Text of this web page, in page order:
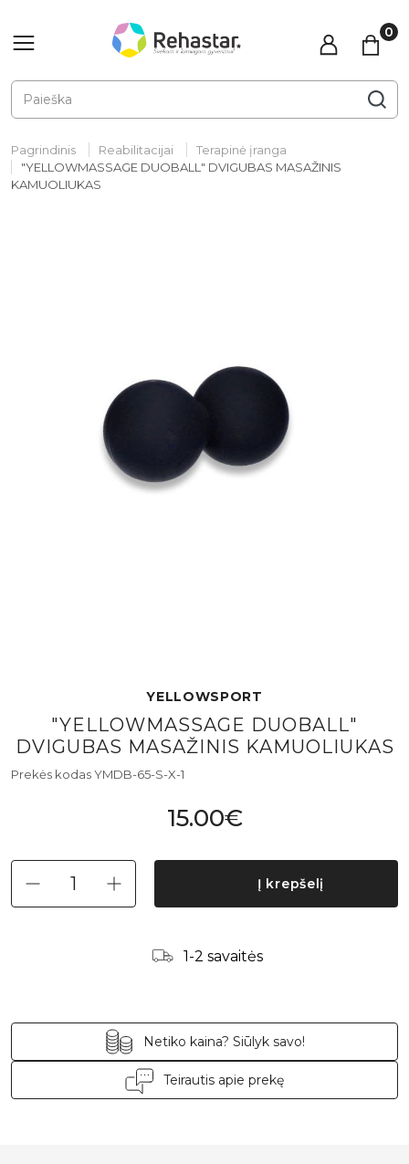
Pagrindinis Reabilitacijai
Terapinė įranga
"YELLOWMASSAGE DUOBALL" DVIGUBAS MASAŽINIS
KAMUOLIUKAS
YELLOWSPORT
"YELLOWMASSAGE DUOBALL"
DVIGUBAS MASAŽINIS KAMUOLIUKAS
Prekės kodas YMDB-65-S-X-1
15.00€
Į krepšelį
1-2 savaitės
Netiko kaina? Siūlyk savo!
Teirautis apie prekę